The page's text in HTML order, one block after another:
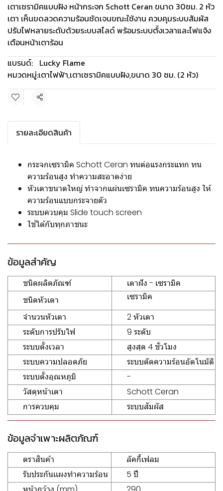
เตาเซรามิคแบบฝัง หน้ากระจก Schott Ceran ขนาด 30ซม. 2 หัว
เตา เห็นขดลวดความร้อนชัดเจนขณะใช้งาน ควบคุมระบบสัมผัส
ปรับไฟหลายระดับด้วยระบบสไลด์ พร้อมระบบตั้งเวลาและไฟแจ้ง
เตือนหน้าเตาร้อน
แบรนด์: Lucky Flame
หมวดหมู่:เตาไฟฟ้า,เตาเซรามิคแบบฝัง,ขนาด 30 ซม. (2 หัว)
แชร์
รายละเอียดสินค้า
กระจกเซรามิค Schott Ceran ทนต่อแรงกระแทก ทน
ความร้อนสูง ทำความสะอาดง่าย
หัวเตาขนาดใหญ่ ทำจากแผ่นเซรามิค ทนความร้อนสูง ให้
ความร้อนแบบกระจายตัว
ระบบควบคุม Slide touch screen
ใช้ได้กับทุกภาชนะ
ข้อมูลสำคัญ
ชนิดผลิตภัณฑ์
เตาฝัง - เซรามิค
ชนิดหัวเตา
เซรามิค
จำนวนหัวเตา
2 หัวเตา
ระดับการปรับไฟ
9 ระดับ
ระบบตั้งเวลา
สูงสุด 4 ชั่วโมง
ระบบความปลอดภัย
ระบบตัดความร้อนอัตโนมัติ
ระบบตั้งอุณหภูมิ
-
วัสดุหน้าเตา
Schott Ceran
การควบคุม
ระบบสัมผัส
ข้อมูลจำเพาะผลิตภัณฑ์
ตราสินค้า
ลัคกี้เฟลม
รับประกันเเผงทำความร้อน
5 ปี